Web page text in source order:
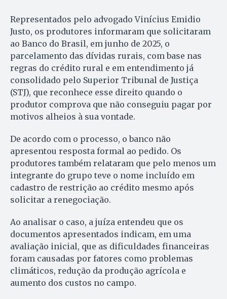
Representados pelo advogado Vinícius Emidio
Justo, os produtores informaram que solicitaram
ao Banco do Brasil, em junho de 2025, o
parcelamento das dívidas rurais, com base nas
regras do crédito rural e em entendimento já
consolidado pelo Superior Tribunal de Justiça
(STJ), que reconhece esse direito quando o
produtor comprova que não conseguiu pagar por
motivos alheios à sua vontade.
De acordo com o processo, o banco não
apresentou resposta formal ao pedido. Os
produtores também relataram que pelo menos um
integrante do grupo teve o nome incluído em
cadastro de restrição ao crédito mesmo após
solicitar a renegociação.
Ao analisar o caso, a juíza entendeu que os
documentos apresentados indicam, em uma
avaliação inicial, que as dificuldades financeiras
foram causadas por fatores como problemas
climáticos, redução da produção agrícola e
aumento dos custos no campo.